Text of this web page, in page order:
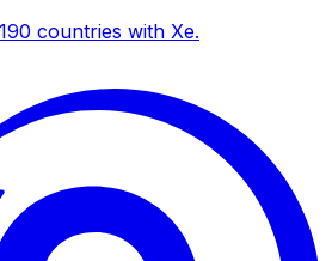
countries with Xe.